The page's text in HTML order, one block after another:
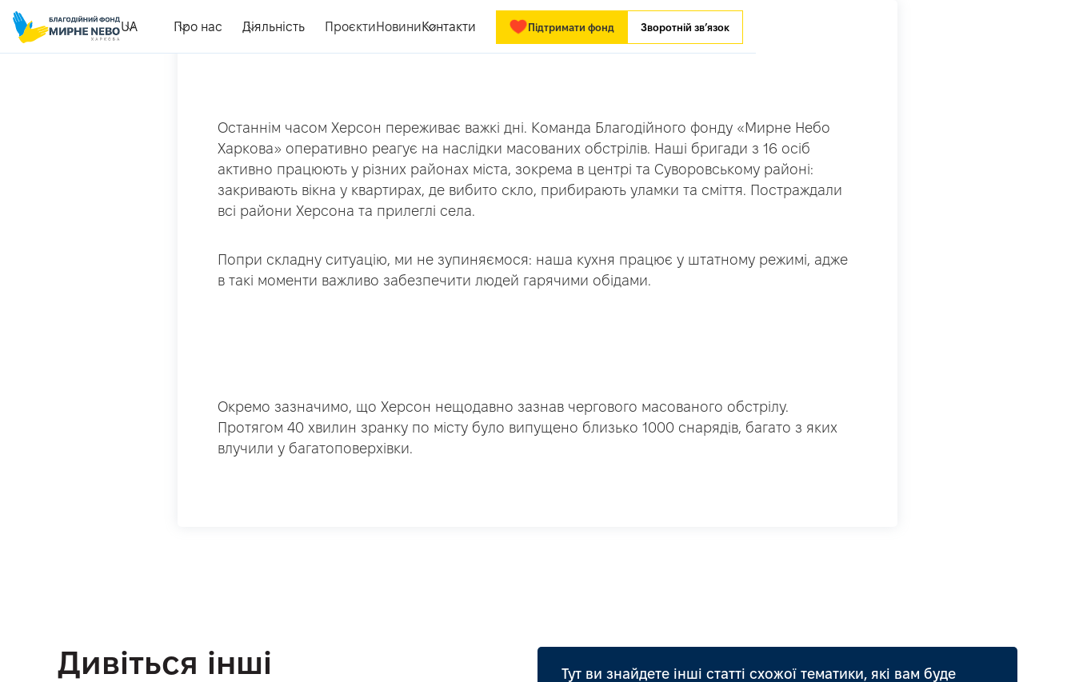
UA Про нас Діяльність ПроєктиНовини Контакти Підтримати фонд Зворотній зв’язок
Останнім часом Херсон переживає важкі дні. Команда Благодійного фонду «Мирне Небо
Харкова» оперативно реагує на наслідки масованих обстрілів. Наші бригади з 16 осіб
активно працюють у різних районах міста, зокрема в центрі та Суворовському районі:
закривають вікна у квартирах, де вибито скло, прибирають уламки та сміття. Постраждали
всі райони Херсона та прилеглі села.
Попри складну ситуацію, ми не зупиняємося: наша кухня працює у штатному режимі, адже
в такі моменти важливо забезпечити людей гарячими обідами.
Окремо зазначимо, що Херсон нещодавно зазнав чергового масованого обстрілу.
Протягом 40 хвилин зранку по місту було випущено близько 1000 снарядів, багато з яких
влучили у багатоповерхівки.
Дивіться інші
Тут ви знайдете інші статті схожої тематики, які вам буде